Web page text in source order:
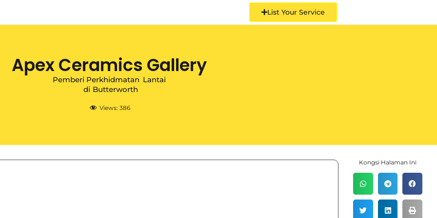
List Your Service
Apex Ceramics Gallery
Pemberi Perkhidmatan Lantai
di Butterworth
Views: 386
Kongsi Halaman Ini